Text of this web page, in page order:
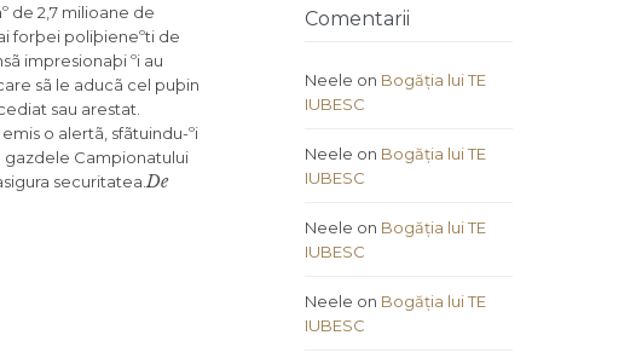
de 2,7 milioane de
forþei poliþieneºti de
impresionaþi ºi au
sã le aducã cel puþin
sau arestat.
o alertã, sfãtuindu-ºi
gazdele Campionatului
securitatea. De
Comentarii
Neele on Bogăția lui TE
IUBESC
Neele on Bogăția lui TE
IUBESC
Neele on Bogăția lui TE
IUBESC
Neele on Bogăția lui TE
IUBESC